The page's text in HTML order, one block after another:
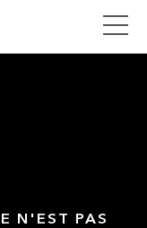
N'EST PAS